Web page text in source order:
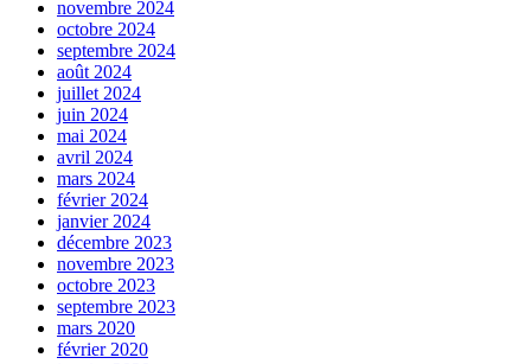
novembre 2024
octobre 2024
septembre 2024
août 2024
juillet 2024
juin 2024
mai 2024
avril 2024
mars 2024
février 2024
janvier 2024
décembre 2023
novembre 2023
octobre 2023
septembre 2023
mars 2020
février 2020